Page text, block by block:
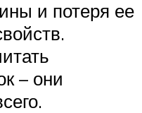
и потеря ее
– они